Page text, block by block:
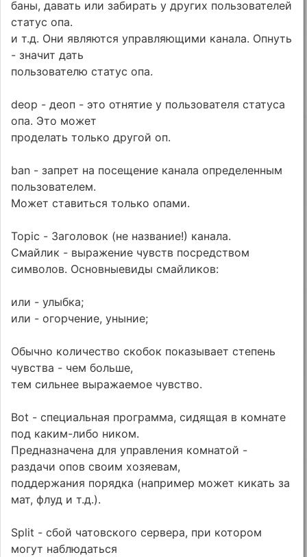
баны, давать или забирать у других пользователей
статус опа.
и т.д. Они являются управляющими канала. Опнуть
- значит дать
пользователю статус опа.
deop - деоп - это отнятие у пользователя статуса
опа. Это может
проделать только другой оп.
ban - запрет на посещение канала определенным
пользователем.
Может ставиться только опами.
Topic - Заголовок (не название!) канала.
Смайлик - выражение чувств посредством
символов. Основныевиды смайликов:
или - улыбка;
или - огорчение, уныние;
Обычно количество скобок показывает степень
чувства - чем больше,
тем сильнее выражаемое чувство.
Bot - специальная программа, сидящая в комнате
под каким-либо ником.
Предназначена для управления комнатой -
раздачи опов своим хозяевам,
поддержания порядка (например может кикать за
мат, флуд и т.д.).
Split - сбой чатовского сервера, при котором
могут наблюдаться